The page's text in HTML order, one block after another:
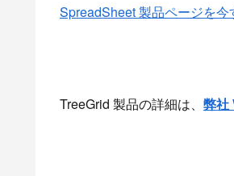
SpreadSheet 製品ページを今
TreeGrid 製品の詳細は、 弊社